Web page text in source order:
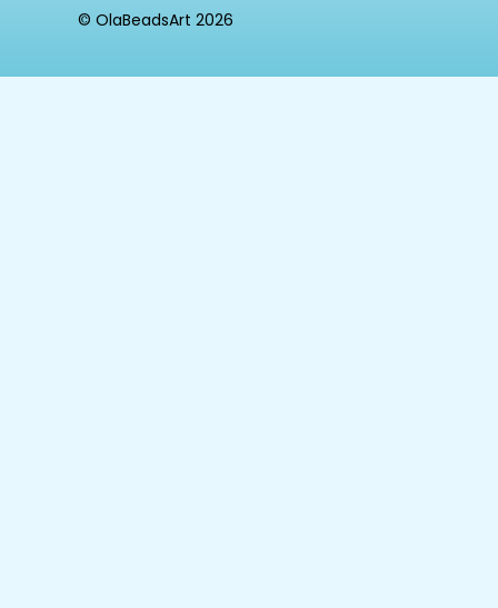
© OlaBeadsArt 2026